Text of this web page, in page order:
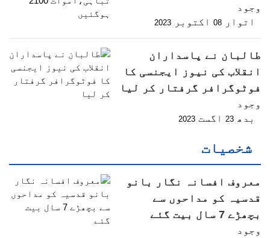
وجود
اتوار 08 اکتوبر 2023
طالبان نے پاسداران
انقلاب کی نیوز ایجنسی کا
فوٹوگرافر گرفتار کر لیا
وجود
بدھ 23 اگست 2023
شخصیات
معروف افسانہ نگار بانو
قدسیہ کو مداحوں سے
بچھڑے 7 سال بیت گئے
وجود